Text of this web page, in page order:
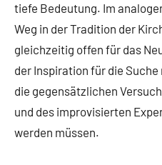
tiefe Bedeutung. Im
Weg in der Tradition der
gleichzeitig offen für das
der Inspiration für die Suche
die gegensätzlichen
und des improvisierten
werden müssen.